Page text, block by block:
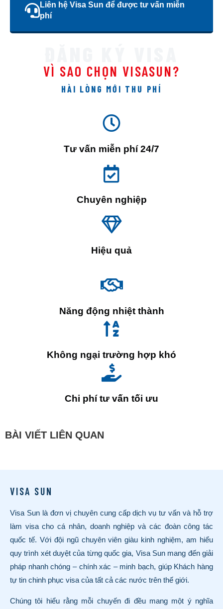
Liên hệ Visa Sun để được tư vấn miễn
phí
VÌ SAO CHỌN VISASUN?
HÀI LÒNG MỚI THU PHÍ
Tư vấn miễn phí 24/7
Chuyên nghiệp
Hiệu quả
Năng động nhiệt thành
Không ngại trường hợp khó
Chi phí tư vấn tối ưu
BÀI VIẾT LIÊN QUAN
VISA SUN
Visa Sun là đơn vị chuyên cung cấp dịch vụ tư vấn và hỗ trợ
làm visa cho cá nhân, doanh nghiệp và các đoàn công tác
quốc tế. Với đội ngũ chuyên viên giàu kinh nghiệm, am hiểu
quy trình xét duyệt của từng quốc gia, Visa Sun mang đến giải
pháp nhanh chóng – chính xác – minh bạch, giúp Khách hàng
tự tin chinh phục visa của tất cả các nước trên thế giới.
Chúng tôi hiểu rằng mỗi chuyến đi đều mang một ý nghĩa